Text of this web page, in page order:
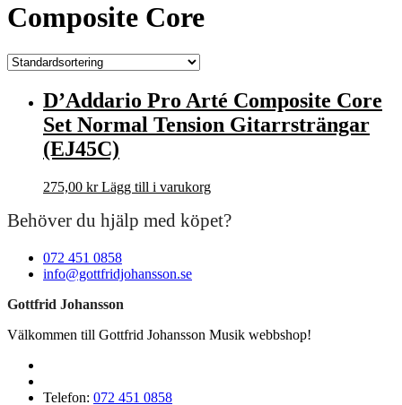
Composite Core
D’Addario Pro Arté Composite Core
Set Normal Tension Gitarrsträngar
(EJ45C)
275,00 kr Lägg till i varukorg
Behöver du hjälp med köpet?
072 451 0858
info@gottfridjohansson.se
Gottfrid Johansson
Välkommen till Gottfrid Johansson Musik webbshop!
Telefon: 072 451 0858